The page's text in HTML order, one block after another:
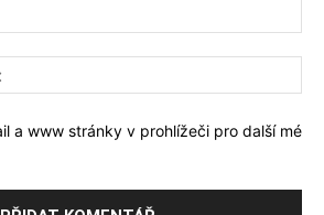
a www stránky v prohlížeči pro další mé